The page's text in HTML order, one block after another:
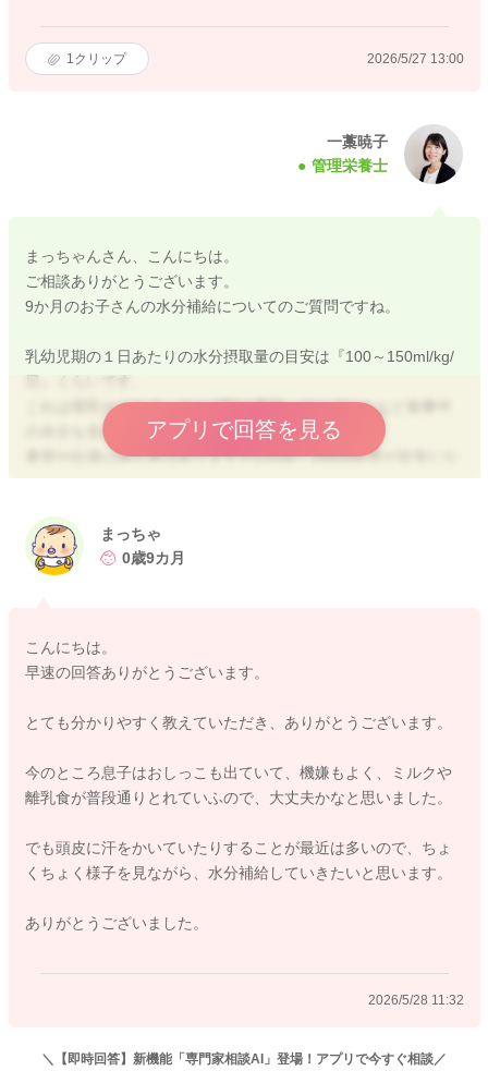
1 クリップ 2026/5/27 13:00
一藁暁子
管理栄養士
まっちゃんさん、こんにちは。
ご相談ありがとうございます。
9か月のお子さんの水分補給についてのご質問ですね。
乳幼児期の１日あたりの水分摂取量の目安は『100～150ml/kg/
これは母乳やミルク、スープ類や果物、ヨーグルトなど食事中
の水分も含んだ量になります。
麦茶や白湯は個人差はありますが1日50～150㎖程度が目安にな
ります。
離乳食期の赤ちゃんは、基本的には母乳やミルク、離乳食に含
まれる水分からしっかり水分が摂れています。
・ミルクや離乳食が普段通り摂れている
でも、すぐに水分が不足するというわけではないのでご安心く
ただ、これからさらに暑くなって汗をかくことが増えてくるの
ずつ飲ませてあげると安心です。
グで少しずつ繰り返し与えるイメージで大丈夫ですよ。
・機嫌が悪い
アプリで回答を見る
まっちゃ
0歳9カ月
こんにちは。
早速の回答ありがとうございます。
とても分かりやすく教えていただき、ありがとうございます。
今のところ息子はおしっこも出ていて、機嫌もよく、ミルクや
離乳食が普段通りとれていふので、大丈夫かなと思いました。
でも頭皮に汗をかいていたりすることが最近は多いので、ちょ
くちょく様子を見ながら、水分補給していきたいと思います。
ありがとうございました。
2026/5/28 11:32
＼【即時回答】新機能「専門家相談AI」登場！アプリで今すぐ相談／